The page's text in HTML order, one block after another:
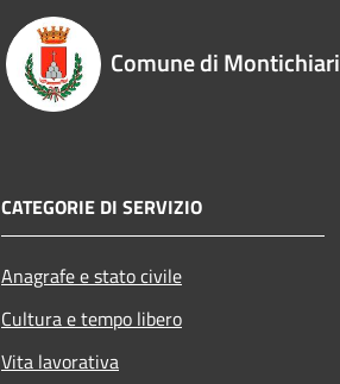
Comune di Montichiari
CATEGORIE DI SERVIZIO
Anagrafe e stato civile
Cultura e tempo libero
Vita lavorativa